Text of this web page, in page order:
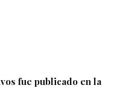
fue publicado en la